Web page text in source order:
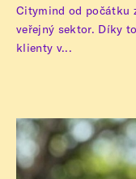
Citymind od počátku
veřejný sektor. Díky
klienty v...